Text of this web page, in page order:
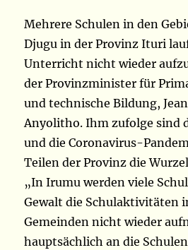
Mehrere Schulen in den
Djugu in der Provinz Ituri
Unterricht nicht wieder
der Provinzminister für
und technische Bildung,
Anyolitho. Ihm zufolge sind
und die Coronavirus-
Teilen der Provinz die
„In Irumu werden viele
Gewalt die Schulaktivitäten
Gemeinden nicht wieder
hauptsächlich an die